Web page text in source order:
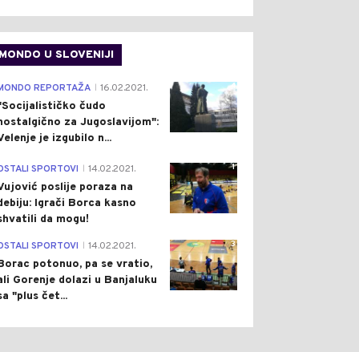
MONDO U SLOVENIJI
4
REPORTAŽA 16.02.2021.
čudo
za Jugoslavijom":
je izgubilo n...
1
SPORTOVI 14.02.2021.
poslije poraza na
Igrači Borca kasno
da mogu!
3
SPORTOVI 14.02.2021.
potonuo, pa se vratio,
Gorenje dolazi u Banjaluku
"plus čet...